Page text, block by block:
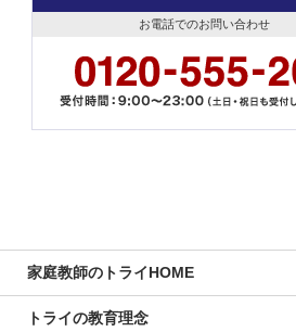
お電話でのお問い合わせ
家庭教師のトライHOME
トライの教育理念